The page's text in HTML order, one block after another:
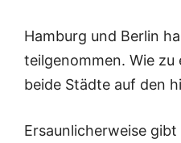
Hamburg und Berlin
teilgenommen. Wie
beide Städte auf den
Ersaunlicherweise